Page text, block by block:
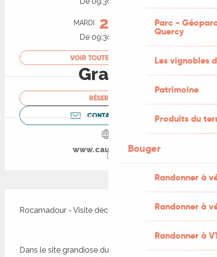
Parc -
Quercy
Les vignobles
Patrimoine
Produits du
Bouger
Randonner à
Randonner à
Randonner à
MARDI 25
De 09:30 à 11:00
VOIR TOUTES LES DATES
Gratuit
RÉSERVER
CONTACTEZ-NOUS
www.cauvaldor.fr
Rocamadour - Visite découverte - La cité mariale
Dans le site grandiose du canyon de l’Alzou,